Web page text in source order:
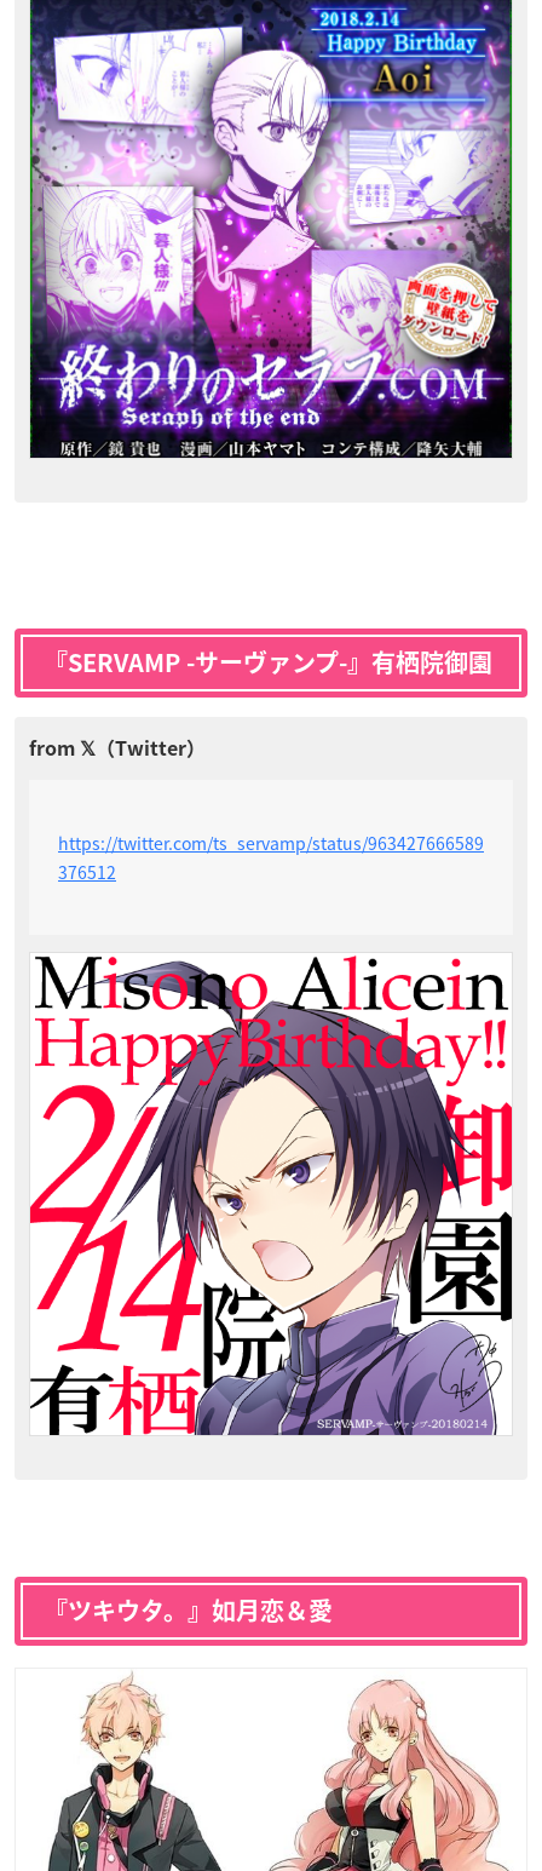
『SERVAMP -サーヴァンプ-』有栖院御園
https://twitter.com/ts_servamp/status/963427666589
376512
『ツキウタ。』如月恋＆愛